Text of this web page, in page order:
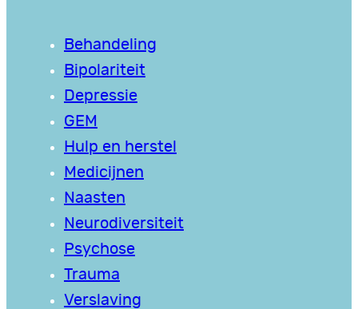
Behandeling
Bipolariteit
Depressie
GEM
Hulp en herstel
Medicijnen
Naasten
Neurodiversiteit
Psychose
Trauma
Verslaving